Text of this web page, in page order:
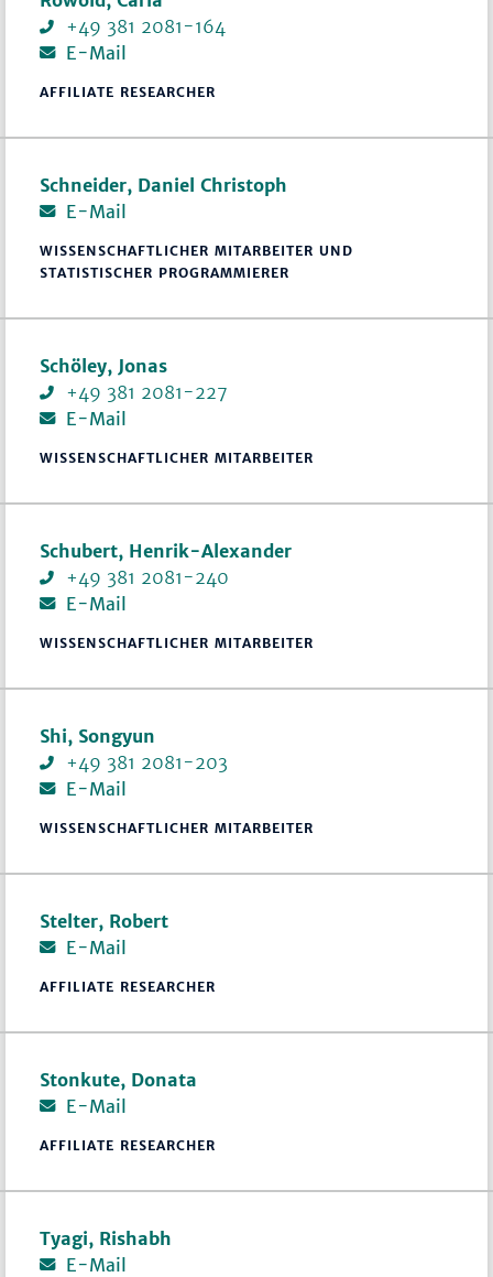
+49 381 2081-164
E-Mail
AFFILIATE RESEARCHER
Schneider, Daniel Christoph
E-Mail
WISSENSCHAFTLICHER MITARBEITER UND
STATISTISCHER PROGRAMMIERER
Schöley, Jonas
+49 381 2081-227
E-Mail
WISSENSCHAFTLICHER MITARBEITER
Schubert, Henrik-Alexander
+49 381 2081-240
E-Mail
WISSENSCHAFTLICHER MITARBEITER
Shi, Songyun
+49 381 2081-203
E-Mail
WISSENSCHAFTLICHER MITARBEITER
Stelter, Robert
E-Mail
AFFILIATE RESEARCHER
Stonkute, Donata
E-Mail
AFFILIATE RESEARCHER
Tyagi, Rishabh
E-Mail